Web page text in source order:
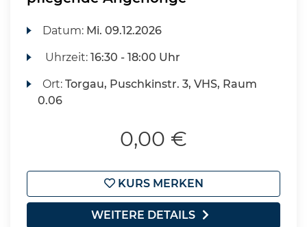
Datum: Mi. 09.12.2026
Uhrzeit:16:30 - 18:00 Uhr
Ort:Torgau, Puschkinstr. 3, VHS, Raum
0.06
0,00 €
KURS MERKEN
WEITERE DETAILS